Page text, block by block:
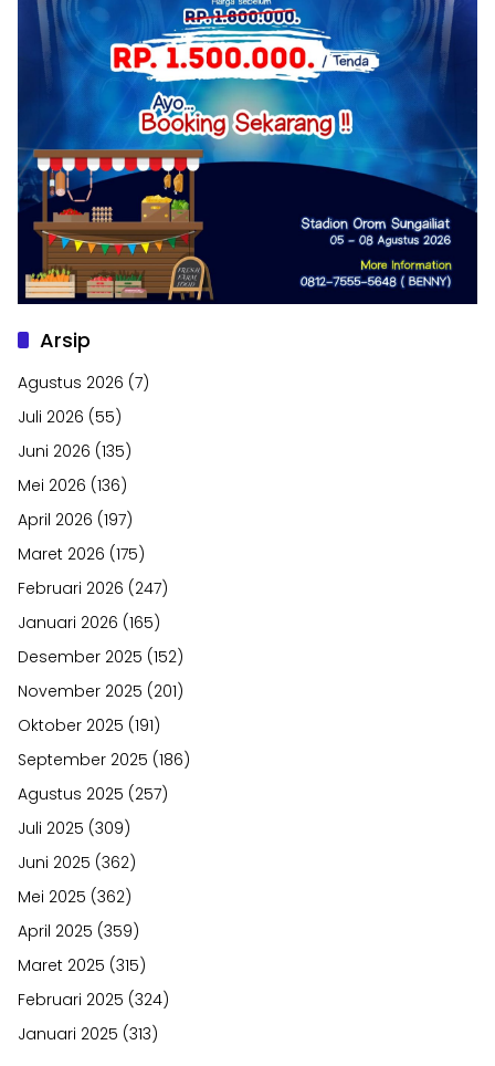
Arsip
Agustus 2026 (7)
Juli 2026 (55)
Juni 2026 (135)
Mei 2026 (136)
April 2026 (197)
Maret 2026 (175)
Februari 2026 (247)
Januari 2026 (165)
Desember 2025 (152)
November 2025 (201)
Oktober 2025 (191)
September 2025 (186)
Agustus 2025 (257)
Juli 2025 (309)
Juni 2025 (362)
Mei 2025 (362)
April 2025 (359)
Maret 2025 (315)
Februari 2025 (324)
Januari 2025 (313)